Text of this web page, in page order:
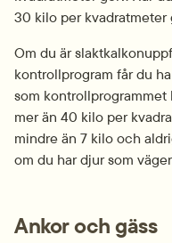
30 kilo per kvadratmeter
Om du är
kontrollprogram får du
som kontrollprogrammet
mer än 40 kilo per
mindre än 7 kilo och
om du har djur som
Ankor och gäss